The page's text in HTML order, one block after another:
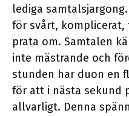
lediga
för svårt,
prata om. Samtalen
inte mästrande och
stunden har duon en
för att i nästa sekund
allvarligt. Denna